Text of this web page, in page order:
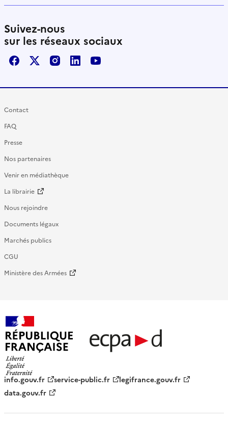
Suivez-nous
sur les réseaux sociaux
FacebookX / TwitterInstagram
LinkedInYoutube
Contact
FAQ
Presse
Nos partenaires
Venir en médiathèque
La librairie
Nous rejoindre
Documents légaux
Marchés publics
CGU
Ministère des Armées
française - ECPAD
info.gouv.fr service-public.fr
legifrance.gouv.fr
data.gouv.fr